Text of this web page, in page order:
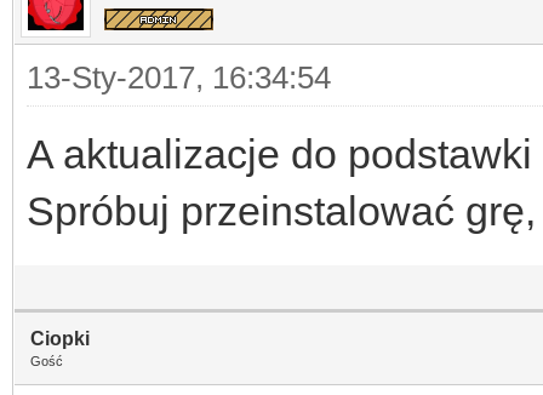
13-Sty-2017, 16:34:54
A aktualizacje do
Spróbuj przeinstalować
Ciopki
Gość